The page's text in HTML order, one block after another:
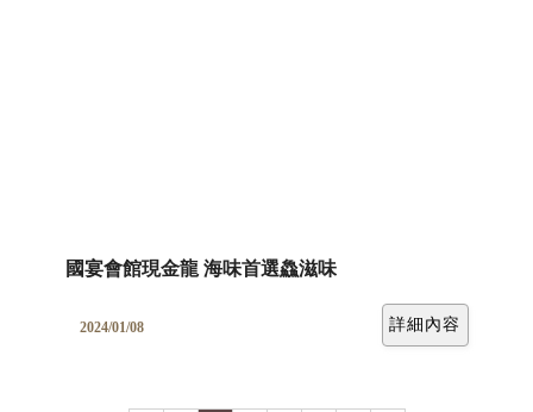
國宴會館現金龍 海味首選鱻滋味
2024/01/08 詳細內容